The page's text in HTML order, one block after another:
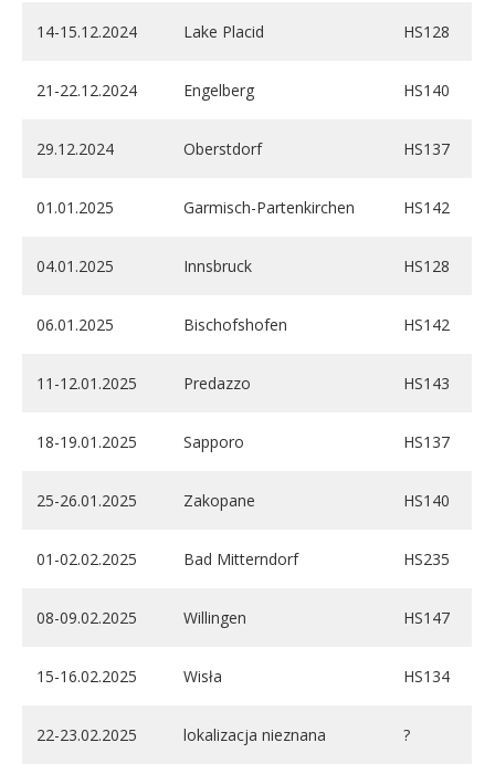
14-15.12.2024 Lake Placid HS128
21-22.12.2024 Engelberg HS140
29.12.2024 Oberstdorf HS137
01.01.2025 Garmisch-Partenkirchen HS142
04.01.2025 Innsbruck HS128
06.01.2025 Bischofshofen HS142
11-12.01.2025 Predazzo HS143
18-19.01.2025 Sapporo HS137
25-26.01.2025 Zakopane HS140
01-02.02.2025 Bad Mitterndorf HS235
08-09.02.2025 Willingen HS147
15-16.02.2025 Wisła HS134
22-23.02.2025 lokalizacja nieznana ?